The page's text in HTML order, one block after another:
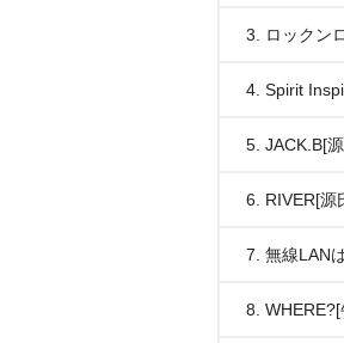
3. ロックン
4. Spirit
5. JACK.B[
6. RIVER[源
7. 無線LAN
8.